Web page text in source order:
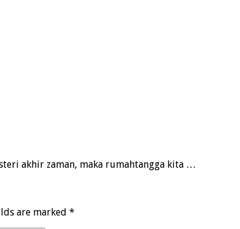
akhir zaman, maka rumahtangga kita …
are marked *